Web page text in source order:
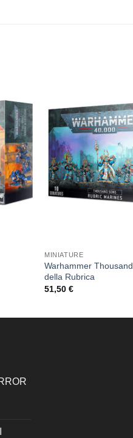
lista
dei
MINIATURE
Warhammer
della Rubrica
51,50€